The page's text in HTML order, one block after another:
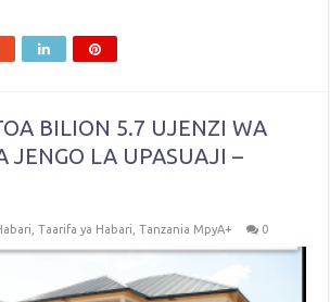
BILION 5.7 UJENZI WA
JENGO LA UPASUAJI –
,Taarifa ya Habari ,Tanzania MpyA+ 0